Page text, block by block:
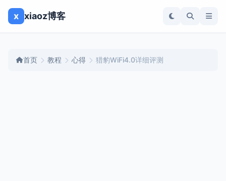
x xiaoz博客
首页 教程 心得 猎豹WiFi4.0详细评测